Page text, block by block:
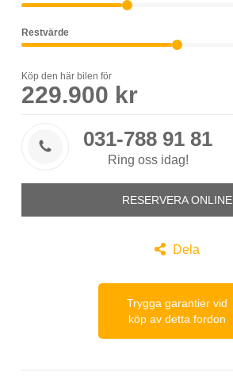
Restvärde
Köp den här bilen för
229.900 kr
 031-788 91 81
Ring oss idag!
RESERVERA ONLINE
 Dela
Trygga garantier vid
köp av detta fordon